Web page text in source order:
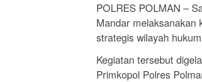
POLRES POLMAN –
Mandar melaksanakan
strategis wilayah
Kegiatan tersebut
Primkopol Polres